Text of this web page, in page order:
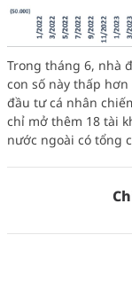
Trong tháng 6, nhà
con số này thấp
đầu tư cá nhân
chỉ mở thêm 18 tài
nước ngoài có tổng